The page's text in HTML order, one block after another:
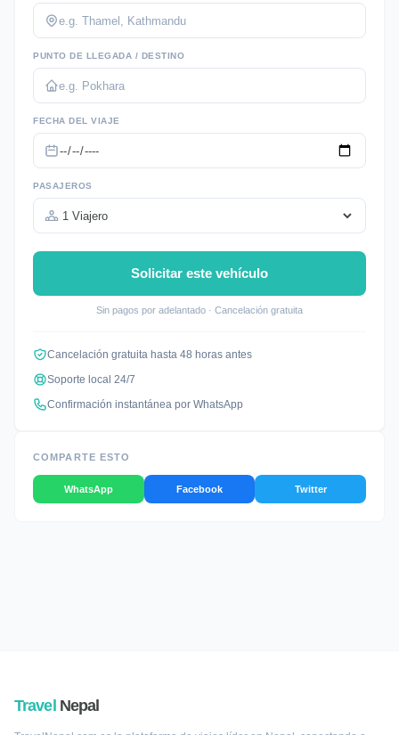
PUNTO DE LLEGADA / DESTINO
FECHA DEL VIAJE
PASAJEROS
Solicitar este vehículo
Sin pagos por adelantado · Cancelación gratuita
Cancelación gratuita hasta 48 horas antes
Soporte local 24/7
Confirmación instantánea por WhatsApp
COMPARTE ESTO
WhatsApp Facebook Twitter
Travel Nepal